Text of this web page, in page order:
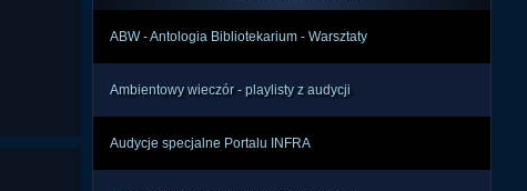
ABW - Antologia Bibliotekarium - Warsztaty
Ambientowy wieczór - playlisty z audycji
Audycje specjalne Portalu INFRA